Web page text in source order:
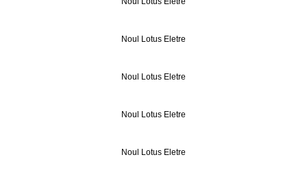
Noul Lotus Eletre
Noul Lotus Eletre
Noul Lotus Eletre
Noul Lotus Eletre